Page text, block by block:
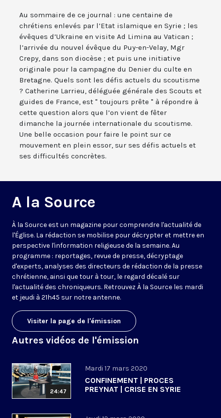
Au sommaire de ce journal : une centaine de
chrétiens enlevés par l’Etat islamique en Syrie ; les
évêques d’Ukraine en visite Ad Limina au Vatican ;
l’arrivée du nouvel évêque du Puy-en-Velay, Mgr
Crepy, dans son diocèse ; et puis une initiative
originale pour la campagne du Denier du culte en
Bretagne. Quels sont les défis actuels du scoutisme
? Catherine Larrieu, déléguée générale des Scouts et
guides de France, est " toujours prête " à répondre à
cette question alors que l’on vient de fêter
dimanche la journée internationale du scoutisme.
Une belle occasion pour faire le point sur ce
mouvement en plein essor, sur ses défis actuels et
ses difficultés concrètes.
A la Source
À la Source est un magazine pour comprendre l'actualité de
l'Église. La rédaction se mobilise pour décrypter et mettre en
perspective l'information religieuse de la semaine. Au
programme : reportages, revue de presse, décryptage
d'experts, analyses des directeurs de rédaction de la presse
chrétienne, ainsi que tour à tour, le regard décalé sur
l'actualité des chroniqueurs. Retrouvez À la Source les mardi
et jeudi à 21h45 sur notre antenne.
Visiter la page de l'émission
Autres vidéos de l'émission
24:47
Mardi 17 mars 2020
CONFINEMENT | PROCES
PREYNAT | CRISE EN SYRIE